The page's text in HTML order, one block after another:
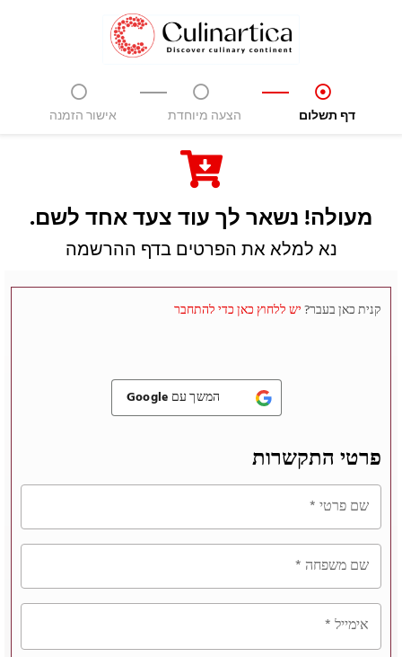
דף תשלום הצעה מיוחדת אישור הזמנה
מעולה! נשאר לך עוד צעד אחד לשם.
נא למלא את הפרטים בדף ההרשמה
קנית כאן בעבר?יש ללחוץ כאן כדי להתחבר
המשך עם Google
פרטי התקשרות
שם פרטי*
שם משפחה *
אימייל*